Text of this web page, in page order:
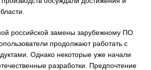
российской замены зарубежному ПО
продолжают работать с
Однако некоторые уже начали
разработки. Предпочтение